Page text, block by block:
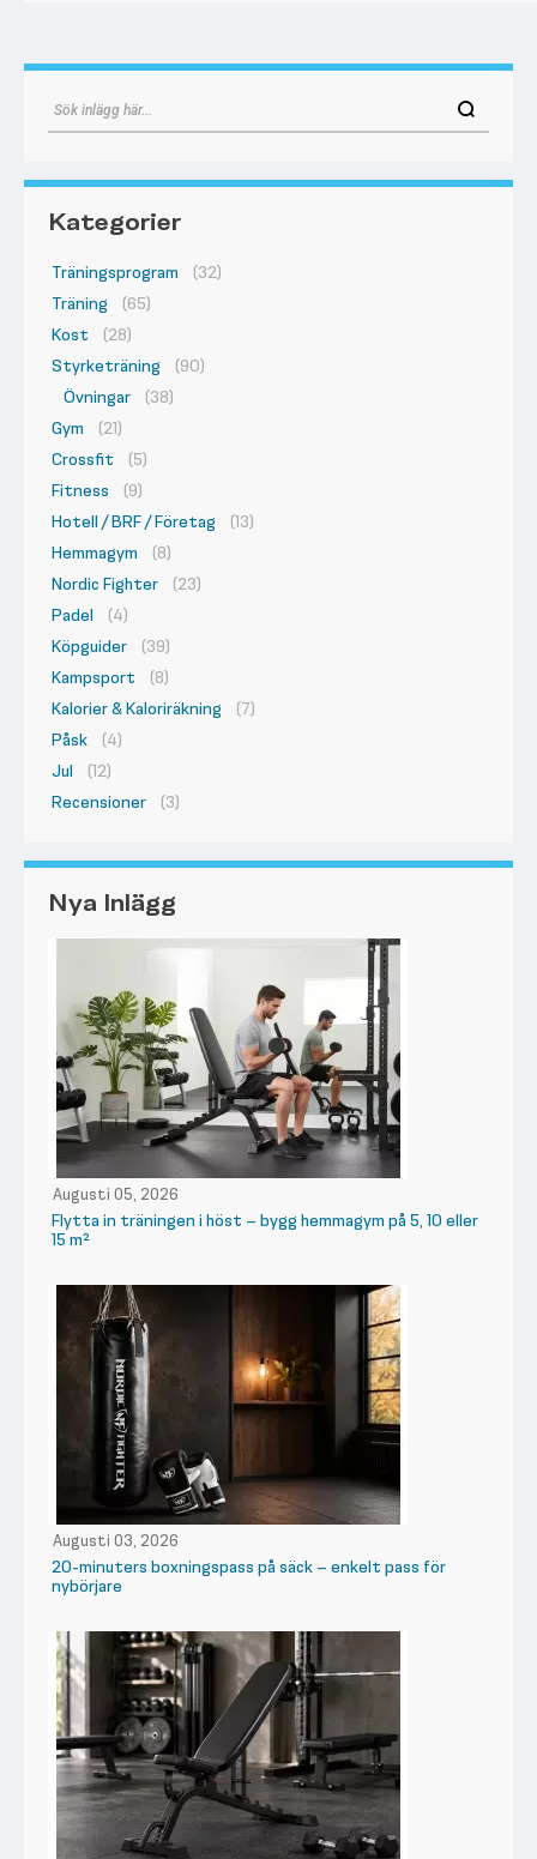
Kategorier
Träningsprogram
(32)
Träning
(65)
Kost
(28)
Styrketräning
(90)
Övningar
(38)
Gym
(21)
Crossfit
(5)
Fitness
(9)
Hotell / BRF / Företag
(13)
Hemmagym
(8)
Nordic Fighter
(23)
Padel
(4)
Köpguider
(39)
Kampsport
(8)
Kalorier & Kaloriräkning
(7)
Påsk
(4)
Jul
(12)
Recensioner
(3)
Nya Inlägg
Augusti 05, 2026
Flytta in träningen i höst – bygg hemmagym på 5, 10 eller
15 m²
Augusti 03, 2026
20-minuters boxningspass på säck – enkelt pass för
nybörjare